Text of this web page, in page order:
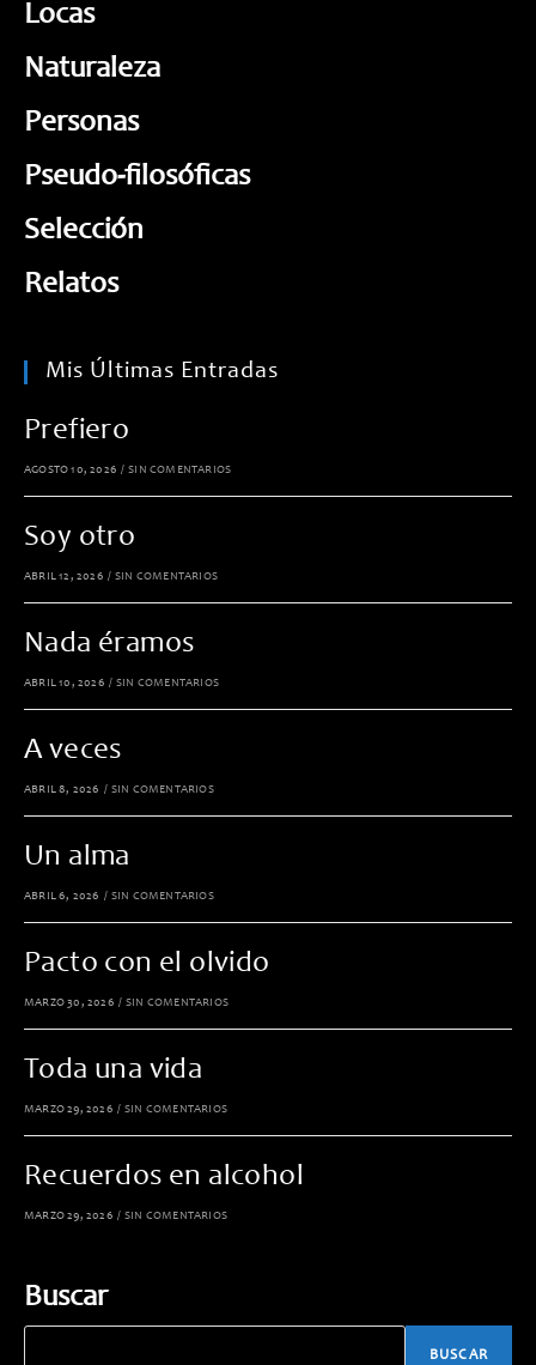
Locas
Naturaleza
Personas
Pseudo-filosóficas
Selección
Relatos
Mis Últimas Entradas
Prefiero
AGOSTO 10, 2026 / SIN COMENTARIOS
Soy otro
ABRIL 12, 2026 / SIN COMENTARIOS
Nada éramos
ABRIL 10, 2026 / SIN COMENTARIOS
A veces
ABRIL 8, 2026 / SIN COMENTARIOS
Un alma
ABRIL 6, 2026 / SIN COMENTARIOS
Pacto con el olvido
MARZO 30, 2026 / SIN COMENTARIOS
Toda una vida
MARZO 29, 2026 / SIN COMENTARIOS
Recuerdos en alcohol
MARZO 29, 2026 / SIN COMENTARIOS
Buscar
BUSCAR